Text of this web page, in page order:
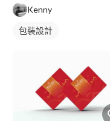
Kenny
包裝設計